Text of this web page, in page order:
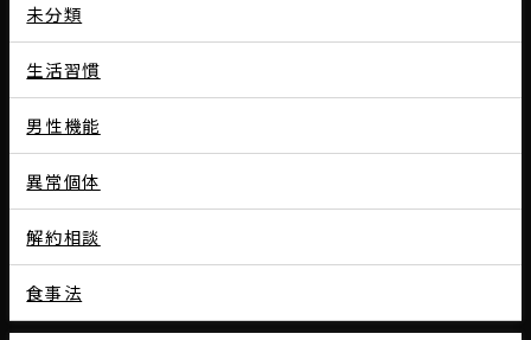
未分類
生活習慣
男性機能
異常個体
解約相談
食事法